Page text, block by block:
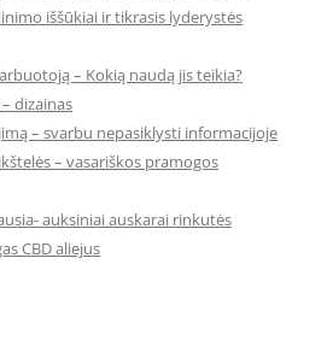
iššūkiai ir tikrasis lyderystės
– Kokią naudą jis teikia?
dizainas
– svarbu nepasiklysti informacijoje
– vasariškos pramogos
auksiniai auskarai rinkutės
CBD aliejus